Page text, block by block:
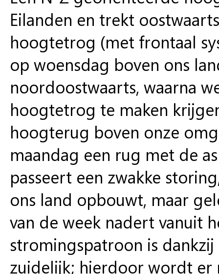
Eilanden en trekt
hoogtetrog (met frontaal
op woensdag boven ons
noordoostwaarts, waarna
hoogtetrog te maken
hoogterug boven onze
maandag een rug met de
passeert een zwakke
ons land opbouwt, maar
van de week nadert vanuit
stromingspatroon is
zuidelijk; hierdoor wordt er